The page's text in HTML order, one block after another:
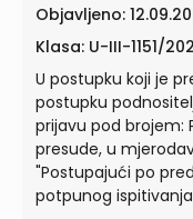
Objavljeno:
Klasa: U-III-1151/
U postupku koji je prethodio
postupku podnositelj je 28. kolovoza 2001. podnio
prijavu pod
presude, u mjerodavnom
"Postupajući po predmetnom zahtjevu u postupku